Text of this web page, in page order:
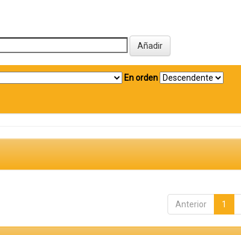
En orden
Anterior 1